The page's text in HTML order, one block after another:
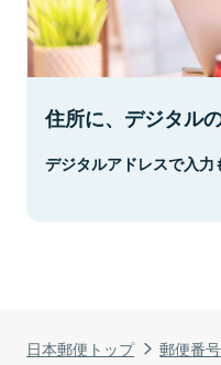
日本郵便トップ 郵便番
住所に、デジタル
デジタルアドレスで入力